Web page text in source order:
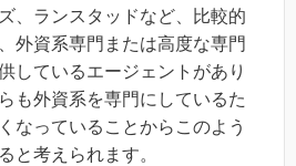
、ランスタッドなど、比較的
外資系専門または高度な専門
しているエージェントがあり
も外資系を専門にしているた
なっていることからこのよう
と考えられます。